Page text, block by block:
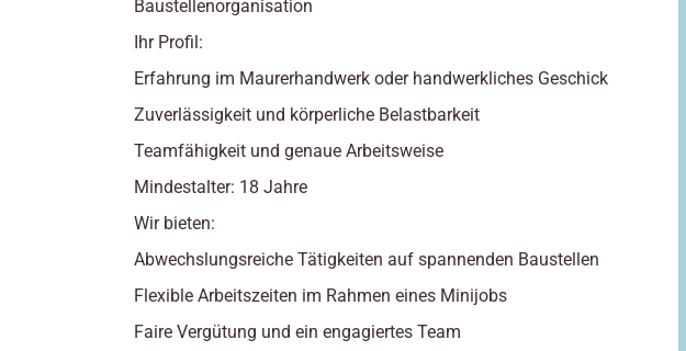
Baustellenorganisation
Ihr Profil:
Erfahrung im Maurerhandwerk oder handwerkliches Geschick
Zuverlässigkeit und körperliche Belastbarkeit
Teamfähigkeit und genaue Arbeitsweise
Mindestalter: 18 Jahre
Wir bieten:
Abwechslungsreiche Tätigkeiten auf spannenden Baustellen
Flexible Arbeitszeiten im Rahmen eines Minijobs
Faire Vergütung und ein engagiertes Team